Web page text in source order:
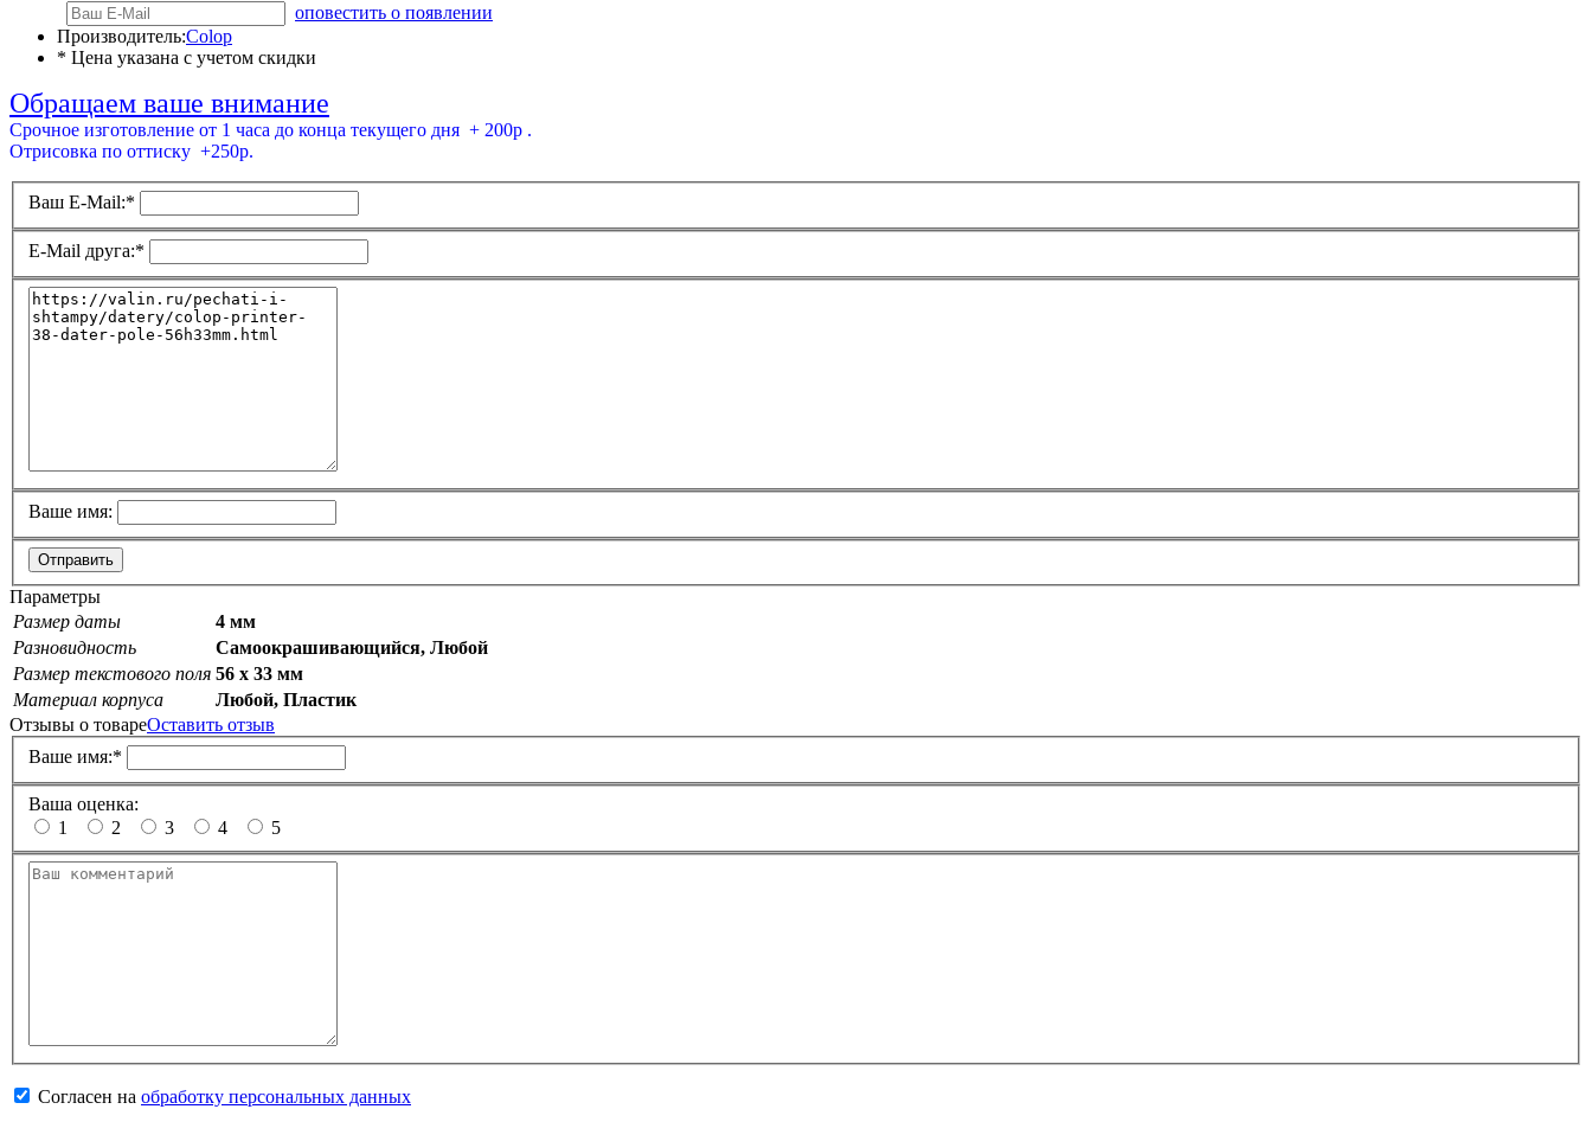
оповестить о появлении
Производитель:Colop
* Цена указана с учетом скидки
Обращаем ваше внимание
Срочное изготовление от 1 часа до конца текущего дня + 200р .
Отрисовка по оттиску +250р.
Ваш E-Mail:*
E-Mail друга:*
Ваше имя:
Отправить
Параметры
Размер даты
4 мм
Разновидность
Самоокрашивающийся, Любой
Размер текстового поля 56 х 33 мм
Материал корпуса
Любой, Пластик
Отзывы о товареОставить отзыв
Ваше имя:*
Ваша оценка:
1
2 3 4 5
Согласен на обработку персональных данных